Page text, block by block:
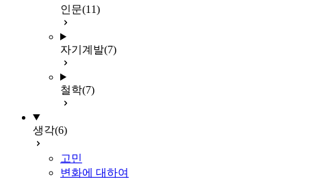
인문(11)
자기계발(7)
철학(7)
생각(6)
고민
변화에 대하여